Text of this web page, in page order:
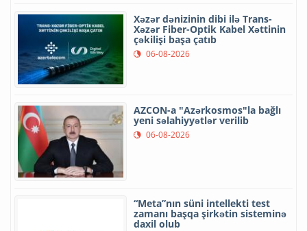
Xəzər dənizinin dibi ilə Trans-
Xəzər Fiber-Optik Kabel Xəttinin
çəkilişi başa çatıb
06-08-2026
AZCON-a "Azərkosmos"la bağlı
yeni səlahiyyətlər verilib
06-08-2026
“Meta”nın süni intellekti test
zamanı başqa şirkətin sisteminə
daxil olub